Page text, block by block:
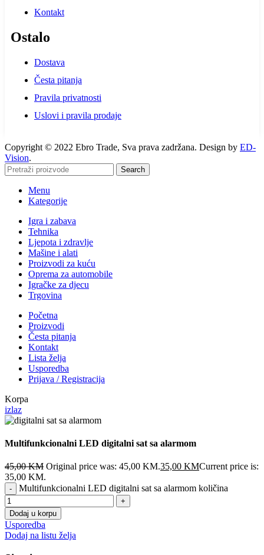
Kontakt
Ostalo
Dostava
Česta pitanja
Pravila privatnosti
Uslovi i pravila prodaje
Copyright © 2022 Ebro Trade, Sva prava zadržana. Design by ED-
Vision.
Search
Menu
Kategorije
Igra i zabava
Tehnika
Ljepota i zdravlje
Mašine i alati
Proizvodi za kuću
Oprema za automobile
Igračke za djecu
Trgovina
Početna
Proizvodi
Česta pitanja
Kontakt
Lista želja
Usporedba
Prijava / Registracija
Korpa
izlaz
Multifunkcionalni LED digitalni sat sa alarmom
45,00KM Original price was: 45,00 KM.35,00 KMCurrent price is:
35,00 KM.
Multifunkcionalni LED digitalni sat sa alarmom količina
Dodaj u korpu
Usporedba
Dodaj na listu želja